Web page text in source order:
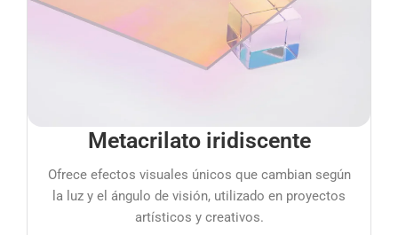
Metacrilato iridiscente
Ofrece efectos visuales únicos que cambian según
la luz y el ángulo de visión, utilizado en proyectos
artísticos y creativos.